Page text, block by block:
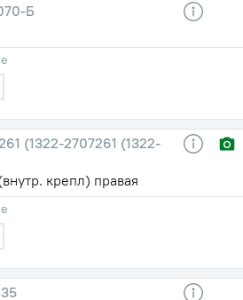
Б
(1322-2707261 (1322-
крепл) правая